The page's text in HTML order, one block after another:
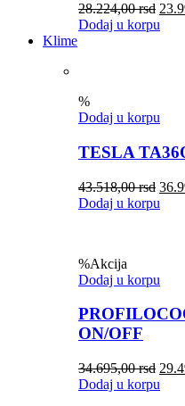
28.224,00rsd
Dodaj u korpu
Klime
%
Dodaj u korpu
TESLA
43.518,00rsd
Dodaj u korpu
%Akcija
Dodaj u korpu
ON/OFF
34.695,00rsd
Dodaj u korpu